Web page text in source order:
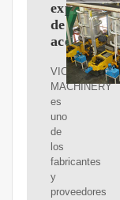
expulsores
de
aceite
VIC
MACHINERY
es
uno
de
los
fabricantes
y
proveedores